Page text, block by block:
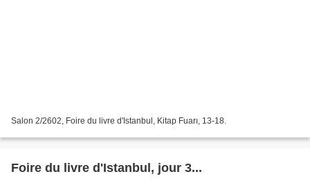
Salon 2/2602, Foire du livre d'Istanbul, Kitap Fuarı, 13-18.
Foire du livre d'Istanbul, jour 3...